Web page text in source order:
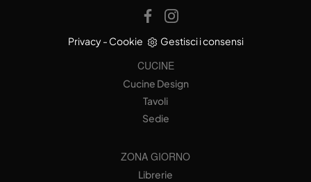
Privacy- Cookie Gestisci i consensi
CUCINE
Cucine Design
Tavoli
Sedie
ZONA GIORNO
Librerie